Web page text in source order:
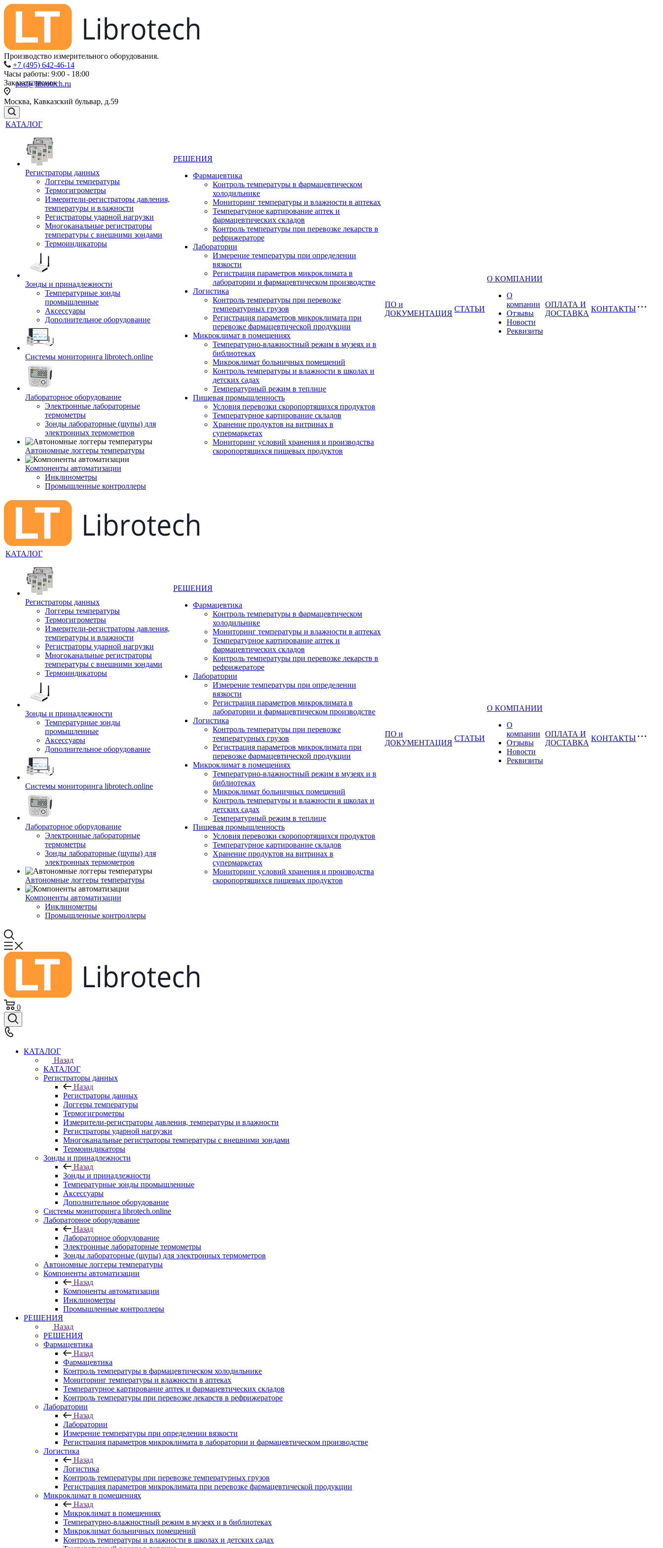
Производство измерительного оборудования.
+7 (495) 642-46-14
Часы работы: 9:00 - 18:00
post@librotech.ru
Заказать звонок
Москва, Кавказский бульвар, д.59
КАТАЛОГ
Регистраторы данных
Логгеры температуры
Термогигрометры
Измерители-регистраторы давления,
температуры и влажности
Регистраторы ударной нагрузки
Многоканальные регистраторы
температуры с внешними зондами
Термоиндикаторы
Зонды и принадлежности
Температурные зонды
промышленные
Аксессуары
Дополнительное оборудование
Системы мониторинга librotech.online
Лабораторное оборудование
Электронные лабораторные
термометры
Зонды лабораторные (щупы) для
электронных термометров
Автономные логгеры температуры
Компоненты автоматизации
Инклинометры
Промышленные контроллеры
РЕШЕНИЯ
Фармацевтика
Контроль температуры в фармацевтическом
холодильнике
Мониторинг температуры и влажности в аптеках
Температурное картирование аптек и
фармацевтических складов
Контроль температуры при перевозке лекарств в
рефрижераторе
Лаборатории
Измерение температуры при определении
вязкости
Регистрация параметров микроклимата в
лаборатории и фармацевтическом производстве
Логистика
Контроль температуры при перевозке
температурных грузов
Регистрация параметров микроклимата при
перевозке фармацевтической продукции
Микроклимат в помещениях
Температурно-влажностный режим в музеях и в
библиотеках
Микроклимат больничных помещений
Контроль температуры и влажности в школах и
детских садах
Температурный режим в теплице
Пищевая промышленность
Условия перевозки скоропортящихся продуктов
Температурное картирование складов
Хранение продуктов на витринах в
супермаркетах
Мониторинг условий хранения и производства
скоропортящихся пищевых продуктов
ПО и
ДОКУМЕНТАЦИЯ
СТАТЬИ
О КОМПАНИИ
О
компании
Отзывы
Новости
Реквизиты
ОПЛАТА И
ДОСТАВКА
КОНТАКТЫ
КАТАЛОГ
Регистраторы данных
Логгеры температуры
Термогигрометры
Измерители-регистраторы давления,
температуры и влажности
Регистраторы ударной нагрузки
Многоканальные регистраторы
температуры с внешними зондами
Термоиндикаторы
Зонды и принадлежности
Температурные зонды
промышленные
Аксессуары
Дополнительное оборудование
Системы мониторинга librotech.online
Лабораторное оборудование
Электронные лабораторные
термометры
Зонды лабораторные (щупы) для
электронных термометров
Автономные логгеры температуры
Компоненты автоматизации
Инклинометры
Промышленные контроллеры
РЕШЕНИЯ
Фармацевтика
Контроль температуры в фармацевтическом
холодильнике
Мониторинг температуры и влажности в аптеках
Температурное картирование аптек и
фармацевтических складов
Контроль температуры при перевозке лекарств в
рефрижераторе
Лаборатории
Измерение температуры при определении
вязкости
Регистрация параметров микроклимата в
лаборатории и фармацевтическом производстве
Логистика
Контроль температуры при перевозке
температурных грузов
Регистрация параметров микроклимата при
перевозке фармацевтической продукции
Микроклимат в помещениях
Температурно-влажностный режим в музеях и в
библиотеках
Микроклимат больничных помещений
Контроль температуры и влажности в школах и
детских садах
Температурный режим в теплице
Пищевая промышленность
Условия перевозки скоропортящихся продуктов
Температурное картирование складов
Хранение продуктов на витринах в
супермаркетах
Мониторинг условий хранения и производства
скоропортящихся пищевых продуктов
ПО и
ДОКУМЕНТАЦИЯ
СТАТЬИ
О КОМПАНИИ
О
компании
Отзывы
Новости
Реквизиты
ОПЛАТА И
ДОСТАВКА
КОНТАКТЫ
0
КАТАЛОГ
Назад
КАТАЛОГ
Регистраторы данных
Назад
Регистраторы данных
Логгеры температуры
Термогигрометры
Измерители-регистраторы давления, температуры и влажности
Регистраторы ударной нагрузки
Многоканальные регистраторы температуры с внешними зондами
Термоиндикаторы
Зонды и принадлежности
Назад
Зонды и принадлежности
Температурные зонды промышленные
Аксессуары
Дополнительное оборудование
Системы мониторинга librotech.online
Лабораторное оборудование
Назад
Лабораторное оборудование
Электронные лабораторные термометры
Зонды лабораторные (щупы) для электронных термометров
Автономные логгеры температуры
Компоненты автоматизации
Назад
Компоненты автоматизации
Инклинометры
Промышленные контроллеры
РЕШЕНИЯ
Назад
РЕШЕНИЯ
Фармацевтика
Назад
Фармацевтика
Контроль температуры в фармацевтическом холодильнике
Мониторинг температуры и влажности в аптеках
Температурное картирование аптек и фармацевтических складов
Контроль температуры при перевозке лекарств в рефрижераторе
Лаборатории
Назад
Лаборатории
Измерение температуры при определении вязкости
Регистрация параметров микроклимата в лаборатории и фармацевтическом производстве
Логистика
Назад
Логистика
Контроль температуры при перевозке температурных грузов
Регистрация параметров микроклимата при перевозке фармацевтической продукции
Микроклимат в помещениях
Назад
Микроклимат в помещениях
Температурно-влажностный режим в музеях и в библиотеках
Микроклимат больничных помещений
Контроль температуры и влажности в школах и детских садах